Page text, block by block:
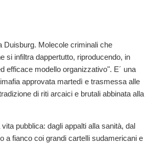
Duisburg. Molecole criminali che
si infiltra dappertutto, riproducendo, in
efficace modello organizzativo". E´ una
approvata martedì e trasmessa alle
di riti arcaici e brutali abbinata alla
pubblica: dagli appalti alla sanità, dal
a fianco coi grandi cartelli sudamericani e